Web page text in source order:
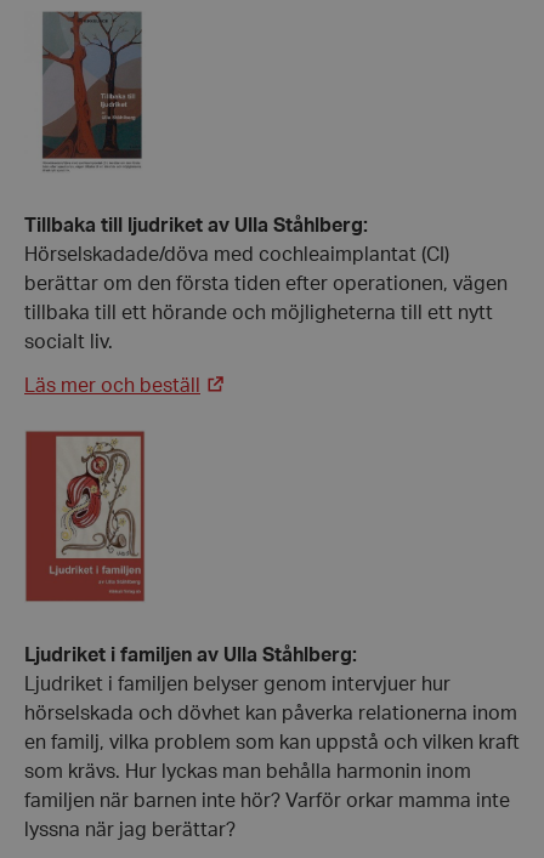
Tillbaka till ljudriket av Ulla Ståhlberg:
Hörselskadade/döva med cochleaimplantat (CI)
berättar om den första tiden efter operationen, vägen
tillbaka till ett hörande och möjligheterna till ett nytt
socialt liv.
Läs mer och beställ
Ljudriket i familjen av Ulla Ståhlberg:
Ljudriket i familjen belyser genom intervjuer hur
hörselskada och dövhet kan påverka relationerna inom
en familj, vilka problem som kan uppstå och vilken kraft
som krävs. Hur lyckas man behålla harmonin inom
familjen när barnen inte hör? Varför orkar mamma inte
lyssna när jag berättar?